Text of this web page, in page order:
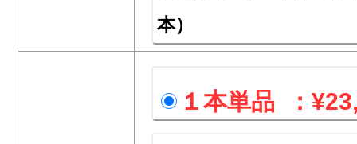
本）
１本単品 ：